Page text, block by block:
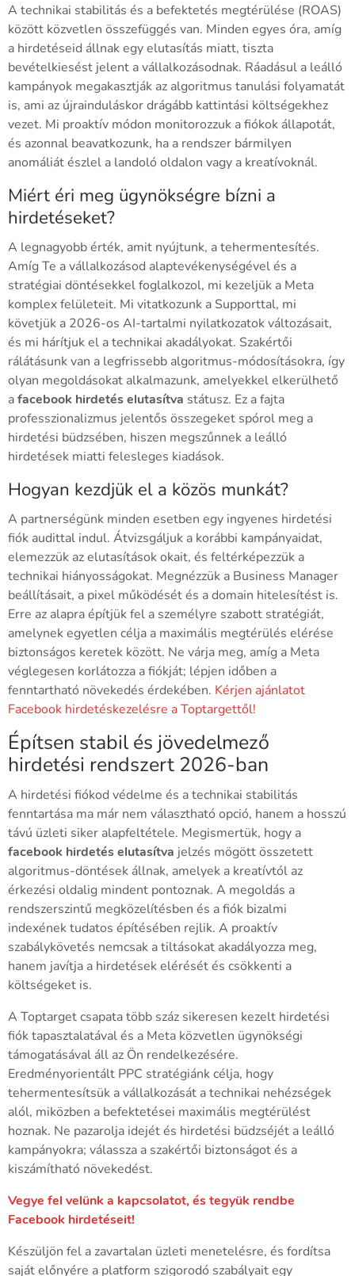
A technikai stabilitás és a befektetés megtérülése (ROAS)
között közvetlen összefüggés van. Minden egyes óra, amíg
a hirdetéseid állnak egy elutasítás miatt, tiszta
bevételkiesést jelent a vállalkozásodnak. Ráadásul a leálló
kampányok megakasztják az algoritmus tanulási folyamatát
is, ami az újrainduláskor drágább kattintási költségekhez
vezet. Mi proaktív módon monitorozzuk a fiókok állapotát,
és azonnal beavatkozunk, ha a rendszer bármilyen
anomáliát észlel a landoló oldalon vagy a kreatívoknál.
Miért éri meg ügynökségre bízni a
hirdetéseket?
A legnagyobb érték, amit nyújtunk, a tehermentesítés.
Amíg Te a vállalkozásod alaptevékenységével és a
stratégiai döntésekkel foglalkozol, mi kezeljük a Meta
komplex felületeit. Mi vitatkozunk a Supporttal, mi
követjük a 2026-os AI-tartalmi nyilatkozatok változásait,
és mi hárítjuk el a technikai akadályokat. Szakértői
rálátásunk van a legfrissebb algoritmus-módosításokra, így
olyan megoldásokat alkalmazunk, amelyekkel elkerülhető
afacebook hirdetés elutasítva státusz. Ez a fajta
professzionalizmus jelentős összegeket spórol meg a
hirdetési büdzsében, hiszen megszűnnek a leálló
hirdetések miatti felesleges kiadások.
Hogyan kezdjük el a közös munkát?
A partnerségünk minden esetben egy ingyenes hirdetési
fiók audittal indul. Átvizsgáljuk a korábbi kampányaidat,
elemezzük az elutasítások okait, és feltérképezzük a
technikai hiányosságokat. Megnézzük a Business Manager
beállításait, a pixel működését és a domain hitelesítést is.
Erre az alapra építjük fel a személyre szabott stratégiát,
amelynek egyetlen célja a maximális megtérülés elérése
biztonságos keretek között. Ne várja meg, amíg a Meta
véglegesen korlátozza a fiókját; lépjen időben a
fenntartható növekedés érdekében. Kérjen ajánlatot
Facebook hirdetéskezelésre a Toptargettől!
Építsen stabil és jövedelmező
hirdetési rendszert 2026-ban
A hirdetési fiókod védelme és a technikai stabilitás
fenntartása ma már nem választható opció, hanem a hosszú
távú üzleti siker alapfeltétele. Megismertük, hogy a
facebook hirdetés elutasítva jelzés mögött összetett
algoritmus-döntések állnak, amelyek a kreatívtól az
érkezési oldalig mindent pontoznak. A megoldás a
rendszerszintű megközelítésben és a fiók bizalmi
indexének tudatos építésében rejlik. A proaktív
szabálykövetés nemcsak a tiltásokat akadályozza meg,
hanem javítja a hirdetések elérését és csökkenti a
költségeket is.
A Toptarget csapata több száz sikeresen kezelt hirdetési
fiók tapasztalatával és a Meta közvetlen ügynökségi
támogatásával áll az Ön rendelkezésére.
Eredményorientált PPC stratégiánk célja, hogy
tehermentesítsük a vállalkozását a technikai nehézségek
alól, miközben a befektetései maximális megtérülést
hoznak. Ne pazarolja idejét és hirdetési büdzséjét a leálló
kampányokra; válassza a szakértői biztonságot és a
kiszámítható növekedést.
Vegye fel velünk a kapcsolatot, és tegyük rendbe
Facebook hirdetéseit!
Készüljön fel a zavartalan üzleti menetelésre, és fordítsa
saját előnyére a platform szigorodó szabályait egy